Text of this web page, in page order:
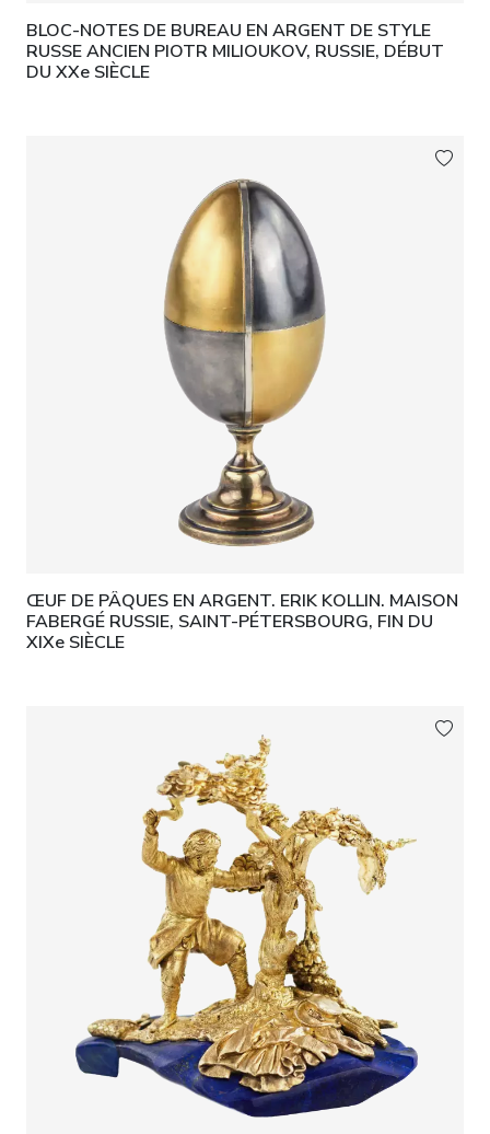
BLOC-NOTES DE BUREAU EN ARGENT DE STYLE
RUSSE ANCIEN PIOTR MILIOUKOV, RUSSIE, DÉBUT
DU XXe SIÈCLE
ŒUF DE PÂQUES EN ARGENT. ERIK KOLLIN. MAISON
FABERGÉ RUSSIE, SAINT-PÉTERSBOURG, FIN DU
XIXe SIÈCLE